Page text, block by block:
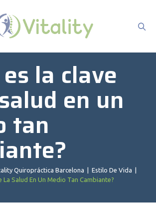
la clave
en un
tan
Quiropráctica Barcelona Estilo De Vida
La Salud En Un Medio Tan Cambiante?